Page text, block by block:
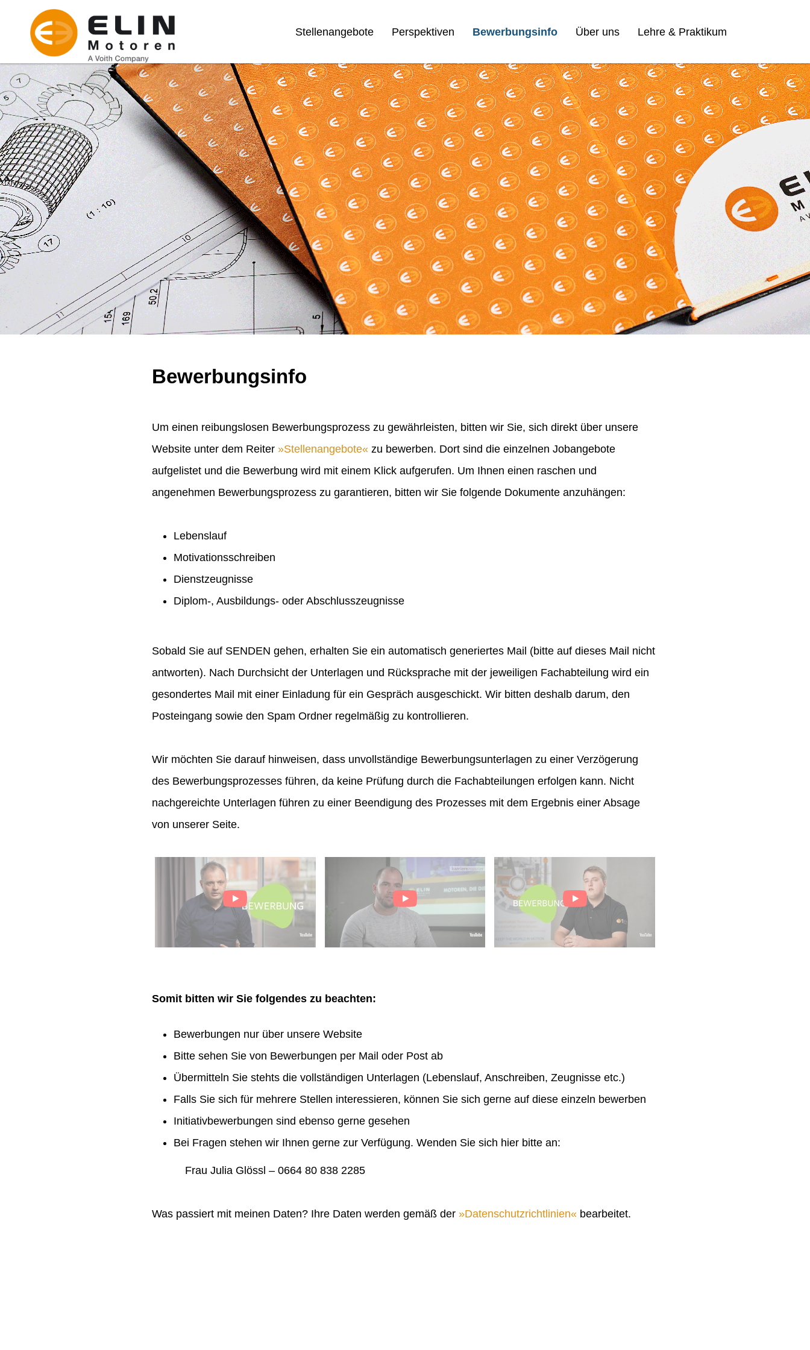
Stellenangebote Perspektiven Bewerbungsinfo Über uns Lehre & Praktikum
Bewerbungsinfo
Um einen reibungslosen Bewerbungsprozess zu gewährleisten, bitten wir Sie, sich direkt über unsere
Website unter dem Reiter
Stellenangebote
zu bewerben. Dort sind die einzelnen Jobangebote
aufgelistet und die Bewerbung wird mit einem Klick aufgerufen. Um Ihnen einen raschen und
angenehmen Bewerbungsprozess zu garantieren, bitten wir Sie folgende Dokumente anzuhängen:
Lebenslauf
Motivationsschreiben
Dienstzeugnisse
Diplom-, Ausbildungs- oder Abschlusszeugnisse
Sobald Sie auf SENDEN gehen, erhalten Sie ein automatisch generiertes Mail (bitte auf dieses Mail nicht
antworten). Nach Durchsicht der Unterlagen und Rücksprache mit der jeweiligen Fachabteilung wird ein
gesondertes Mail mit einer Einladung für ein Gespräch ausgeschickt. Wir bitten deshalb darum, den
Posteingang sowie den Spam Ordner regelmäßig zu kontrollieren.
Wir möchten Sie darauf hinweisen, dass unvollständige Bewerbungsunterlagen zu einer Verzögerung
des Bewerbungsprozesses führen, da keine Prüfung durch die Fachabteilungen erfolgen kann. Nicht
nachgereichte Unterlagen führen zu einer Beendigung des Prozesses mit dem Ergebnis einer Absage
von unserer Seite.
Somit bitten wir Sie folgendes zu beachten:
Bewerbungen nur über unsere Website
Bitte sehen Sie von Bewerbungen per Mail oder Post ab
Übermitteln Sie stehts die vollständigen Unterlagen (Lebenslauf, Anschreiben, Zeugnisse etc.)
Falls Sie sich für mehrere Stellen interessieren, können Sie sich gerne auf diese einzeln bewerben
Initiativbewerbungen sind ebenso gerne gesehen
Bei Fragen stehen wir Ihnen gerne zur Verfügung. Wenden Sie sich hier bitte an:
Frau Julia Glössl – 0664 80 838 2285
Was passiert mit meinen Daten? Ihre Daten werden gemäß der Datenschutzrichtlinien bearbeitet.